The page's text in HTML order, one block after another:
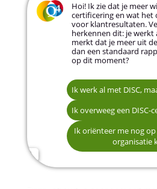
Hoi! Ik zie dat je meer
certificering en wat het
voor klantresultaten.
herkennen dit: je werkt
merkt dat je meer uit
dan een standaard
op dit moment?
Ik werk al met DISC,
Ik overweeg een DISC-
Ik oriënteer me nog
organisatie
Betere resultaten in
Hogere
Een gedeelde
Naam *
E-mailadres *